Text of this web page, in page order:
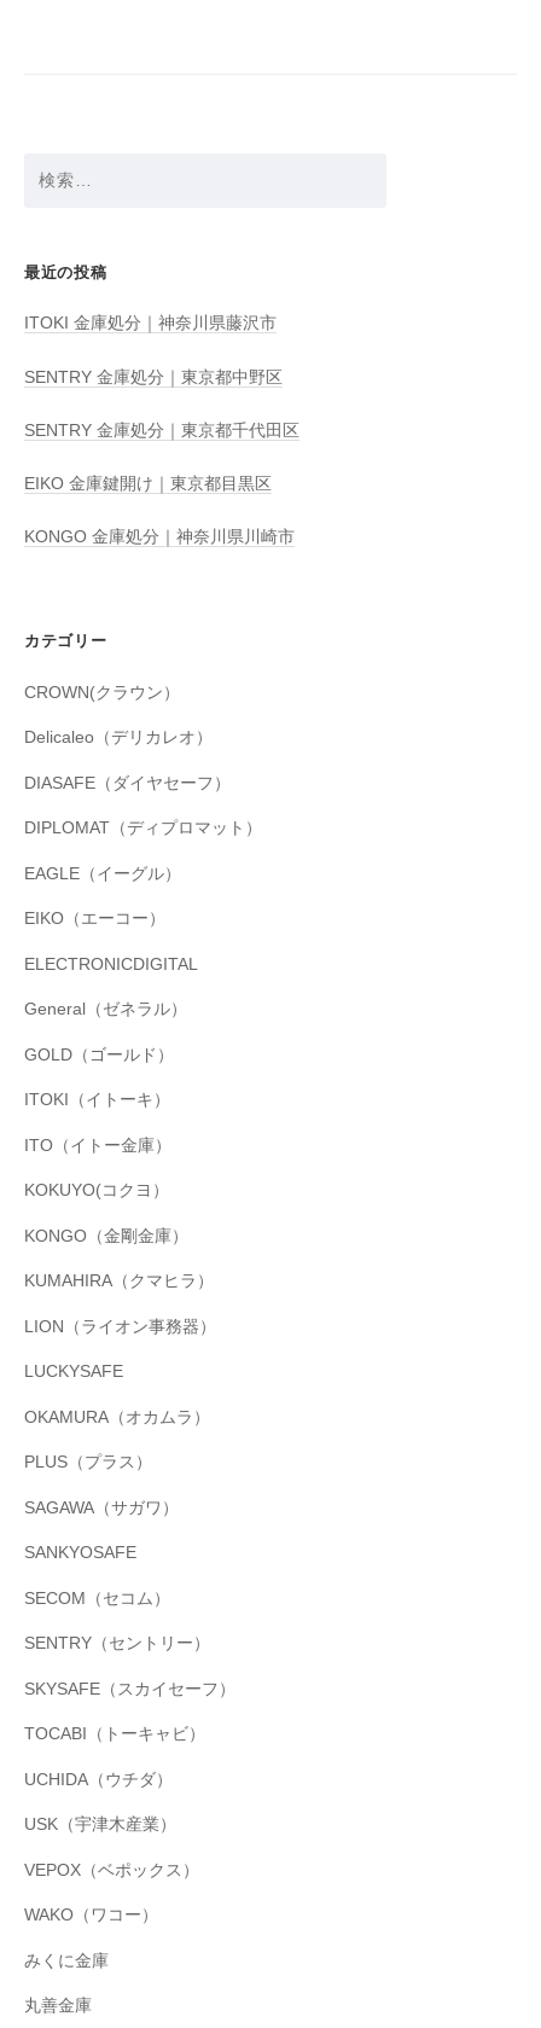
最近の投稿
ITOKI 金庫処分｜神奈川県藤沢市
SENTRY 金庫処分｜東京都中野区
SENTRY 金庫処分｜東京都千代田区
EIKO 金庫鍵開け｜東京都目黒区
KONGO 金庫処分｜神奈川県川崎市
カテゴリー
CROWN(クラウン）
Delicaleo（デリカレオ）
DIASAFE（ダイヤセーフ）
DIPLOMAT（ディプロマット）
EAGLE（イーグル）
EIKO（エーコー）
ELECTRONICDIGITAL
General（ゼネラル）
GOLD（ゴールド）
ITOKI（イトーキ）
ITO（イトー金庫）
KOKUYO(コクヨ）
KONGO（金剛金庫）
KUMAHIRA（クマヒラ）
LION（ライオン事務器）
LUCKYSAFE
OKAMURA（オカムラ）
PLUS（プラス）
SAGAWA（サガワ）
SANKYOSAFE
SECOM（セコム）
SENTRY（セントリー）
SKYSAFE（スカイセーフ）
TOCABI（トーキャビ）
UCHIDA（ウチダ）
USK（宇津木産業）
VEPOX（ベポックス）
WAKO（ワコー）
みくに金庫
丸善金庫